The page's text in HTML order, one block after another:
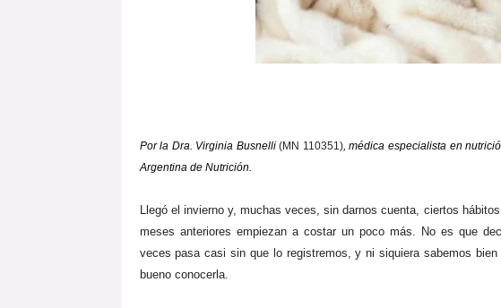
Por la Dra. Virginia Busnelli(MN 110351), médica especialista en
Argentina de Nutrición.
Llegó el invierno y, muchas veces, sin darnos cuenta, ciertos
meses anteriores empiezan a costar un poco más. No es que
veces pasa casi sin que lo registremos, y ni siquiera sabemos
bueno conocerla.